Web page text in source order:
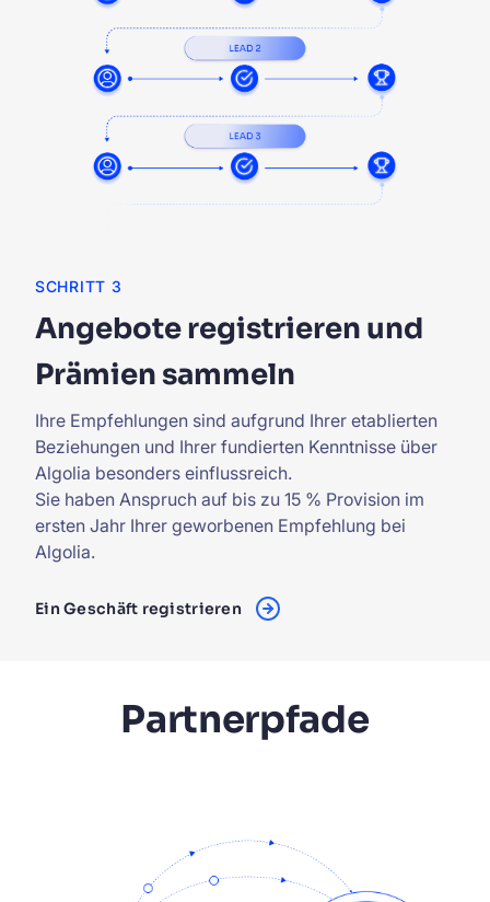
SCHRITT 3
Angebote registrieren und
Prämien sammeln
Ihre Empfehlungen sind aufgrund Ihrer etablierten
Beziehungen und Ihrer fundierten Kenntnisse über
Algolia besonders einflussreich.
Sie haben Anspruch auf bis zu 15 % Provision im
ersten Jahr Ihrer geworbenen Empfehlung bei
Algolia.
Ein Geschäft registrieren
Partnerpfade